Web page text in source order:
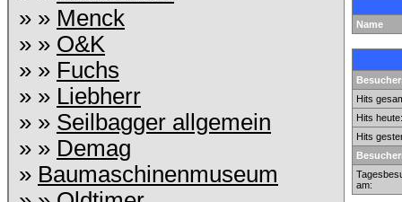
» » Menck
» » O&K
» » Fuchs
» » Liebherr
» » Seilbagger allgemein
» » Demag
» Baumaschinenmuseum
Name
Hits
Hits heute:
Hits
am: